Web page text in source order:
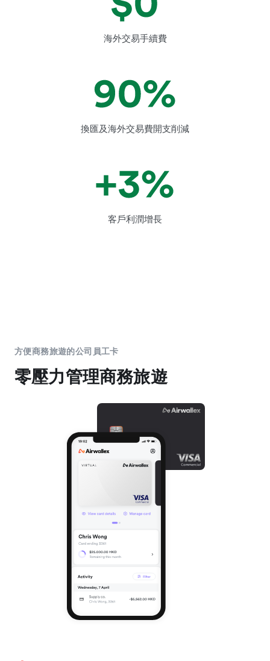
海外交易手續費
換匯及海外交易費開支削減
客戶利潤增長
方便商務旅遊的公司員工卡
零壓力管理商務旅遊